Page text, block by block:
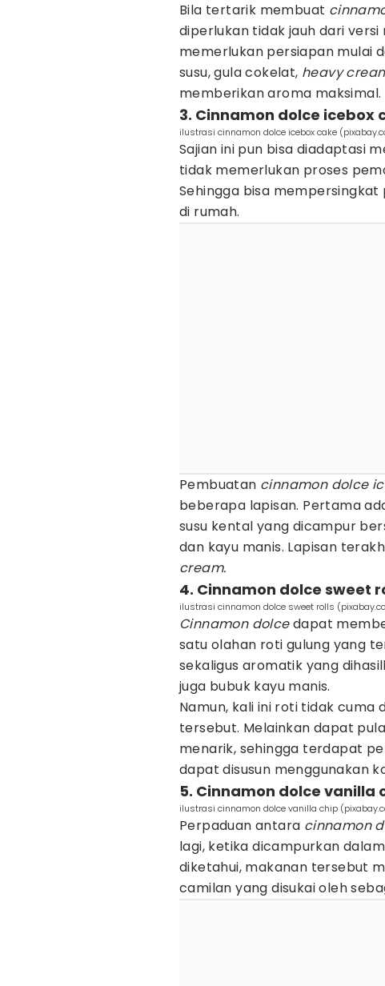
Bila tertarik membuat
diperlukan tidak jauh dari versi
memerlukan persiapan mulai
susu, gula cokelat, heavy
memberikan aroma maksimal.
3. Cinnamon dolce icebox
ilustrasi cinnamon dolce icebox cake
Sajian ini pun bisa diadaptasi
tidak memerlukan proses
Sehingga bisa mempersingkat
di rumah.
Pembuatan cinnamon dolce
beberapa lapisan. Pertama
susu kental yang dicampur
dan kayu manis. Lapisan
cream.
4. Cinnamon dolce sweet
ilustrasi cinnamon dolce sweet rolls
Cinnamon dolcedapat
satu olahan roti gulung yang
sekaligus aromatik yang
juga bubuk kayu manis.
Namun, kali ini roti tidak cuma
tersebut. Melainkan dapat
menarik, sehingga terdapat
dapat disusun menggunakan
5. Cinnamon dolce vanilla
ilustrasi cinnamon dolce vanilla chip
Perpaduan antara cinnamon
lagi, ketika dicampurkan
diketahui, makanan tersebut
camilan yang disukai oleh